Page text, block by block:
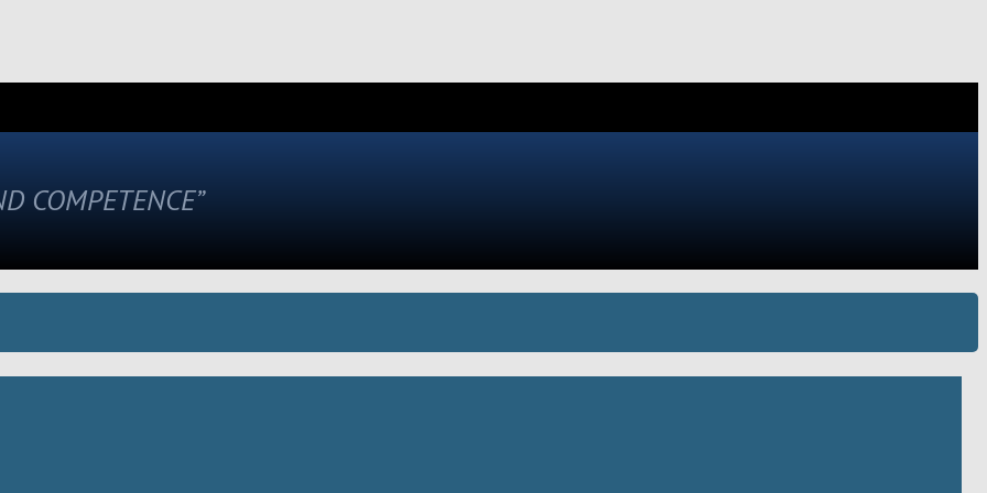
COMPETENCE”